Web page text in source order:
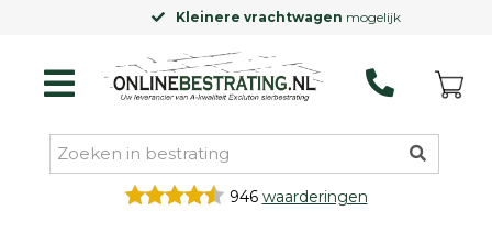
Kleinere vrachtwagenmogelijk
946 waarderingen